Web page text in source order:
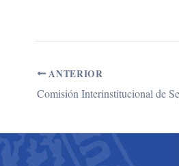
ANTERIOR